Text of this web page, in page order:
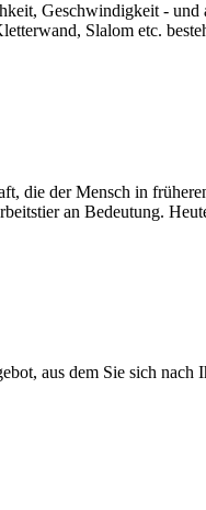
Geschwindigkeit -
Slalom etc.
die der Mensch in
an Bedeutung.
aus dem Sie sich